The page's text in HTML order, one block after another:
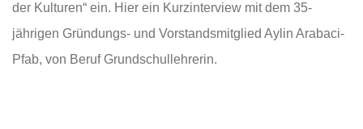
der Kulturen“ ein. Hier ein Kurzinterview mit dem 35-
jährigen Gründungs- und Vorstandsmitglied Aylin Arabaci-
Pfab, von Beruf Grundschullehrerin.